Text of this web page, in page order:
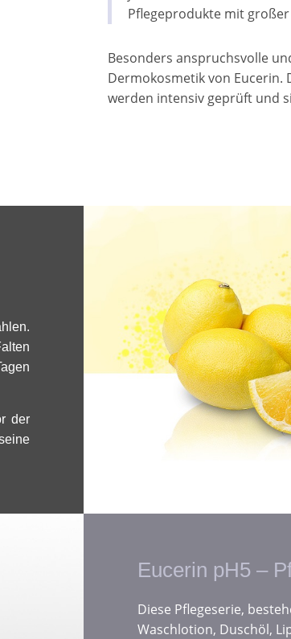
Pflegeprodukte mit
Besonders anspruchsvolle
Dermokosmetik von Eucerin.
werden intensiv geprüft und
der
Eucerin pH5 –
Diese Pflegeserie,
Waschlotion, Duschöl,